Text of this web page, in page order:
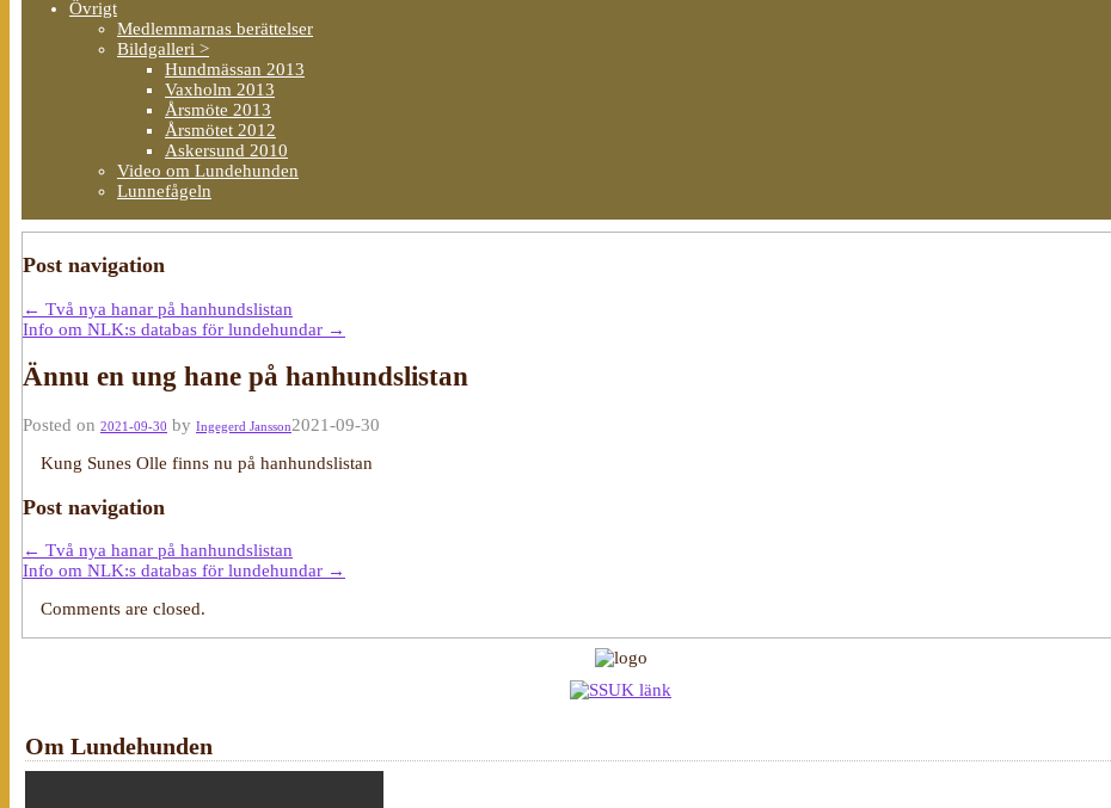
Övrigt
Medlemmarnas berättelser
Bildgalleri >
Hundmässan 2013
Vaxholm 2013
Årsmöte 2013
Årsmötet 2012
Askersund 2010
Video om Lundehunden
Lunnefågeln
Post navigation
← Två nya hanar på hanhundslistan
Info om NLK:s databas för lundehundar →
Ännu en ung hane på hanhundslistan
Posted on 2021-09-30 by Ingegerd Jansson2021-09-30
Kung Sunes Olle finns nu på hanhundslistan
Post navigation
← Två nya hanar på hanhundslistan
Info om NLK:s databas för lundehundar →
Comments are closed.
Om Lundehunden